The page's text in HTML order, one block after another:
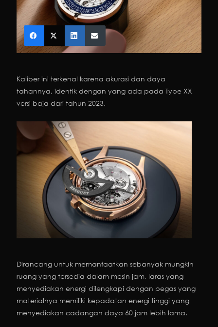
Kaliber ini terkenal karena akurasi dan daya
tahannya, identik dengan yang ada pada Type XX
versi baja dari tahun 2023.
Dirancang untuk memanfaatkan sebanyak mungkin
ruang yang tersedia dalam mesin jam, laras yang
menyediakan energi dilengkapi dengan pegas yang
materialnya memiliki kepadatan energi tinggi yang
menyediakan cadangan daya 60 jam lebih lama.